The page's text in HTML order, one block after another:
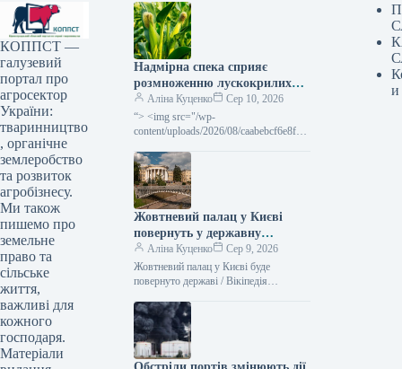
КОППСТ —
галузевий
портал про
агросектор
України:
тваринництво
, органічне
землеробство
та розвиток
агробізнесу.
Ми також
пишемо про
земельне
право та
сільське
життя,
важливі для
кожного
господаря.
Матеріали
Надмірна спека сприяє
розмноженню лускокрилих
шкідників, ставлячи під
загрозу врожай кукурудзи та
соняшнику —
Аліна Куценко
Сер 10, 2026
“> <img src="/wp-
content/uploads/2026/08/caabebcf6e8f55
encourages the spread of lepidopteran
pests in corn and sunflower"
Жовтневий палац у Києві
повернуть у державну
власність – рішення суду –
Delo.ua
Аліна Куценко
Сер 9, 2026
Жовтневий палац у Києві буде
повернуто державі / Вікіпедія
задовольнив запит прокуратури та
виніс рішення про передачу…
и